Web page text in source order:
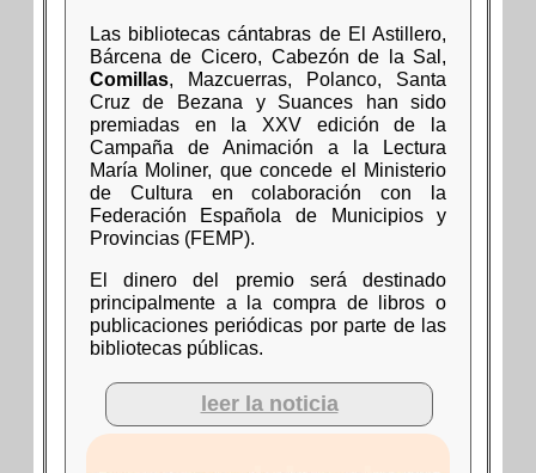
Las bibliotecas cántabras de El Astillero,
Bárcena de Cicero, Cabezón de la Sal,
Comillas, Mazcuerras, Polanco, Santa
Cruz de Bezana y Suances han sido
premiadas en la XXV edición de la
Campaña de Animación a la Lectura
María Moliner, que concede el Ministerio
de Cultura en colaboración con la
Federación Española de Municipios y
Provincias (FEMP).
El dinero del premio será destinado
principalmente a la compra de libros o
publicaciones periódicas por parte de las
bibliotecas públicas.
leer la noticia